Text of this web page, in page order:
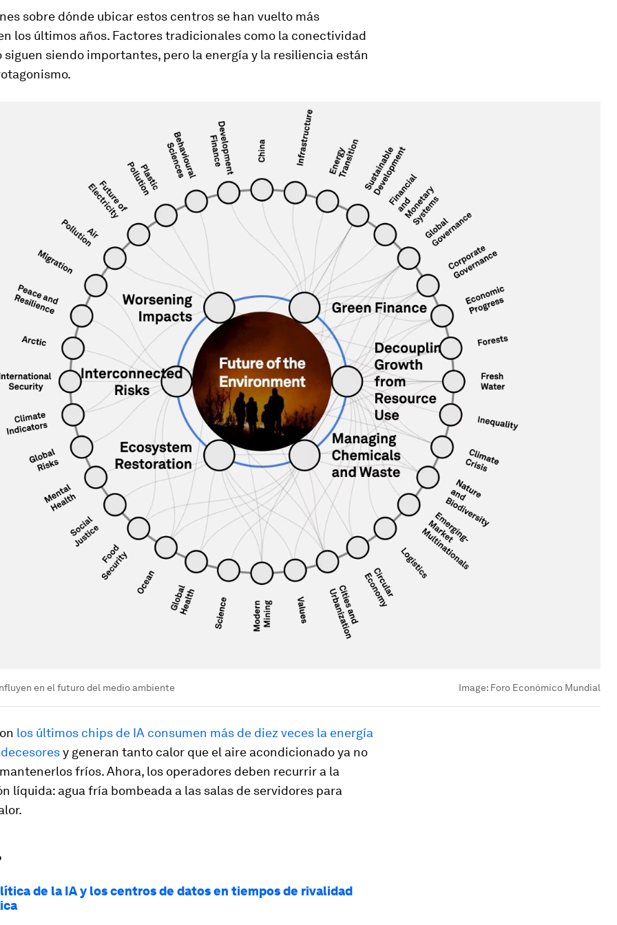
sobre dónde ubicar estos centros se han vuelto más
los últimos años. Factores tradicionales como la conectividad
siguen siendo importantes, pero la energía y la resiliencia están
en el futuro del medio ambiente Image: Foro Económico Mundial
los últimos chips de IA consumen más de diez veces la energía
y generan tanto calor que el aire acondicionado ya no
fríos. Ahora, los operadores deben recurrir a la
líquida: agua fría bombeada a las salas de servidores para
de la IA y los centros de datos en tiempos de rivalidad